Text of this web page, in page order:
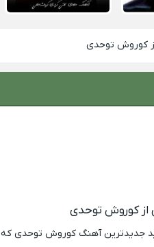
کوروش توحدی
از کوروش توحدی
جدیدترین آهنگ کوروش توحدی که